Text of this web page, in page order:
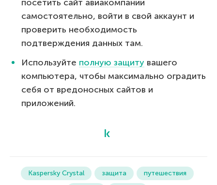
посетить сайт авиакомпании
самостоятельно, войти в свой аккаунт и
проверить необходимость
подтверждения данных там.
Используйте полную защиту вашего
компьютера, чтобы максимально оградить
себя от вредоносных сайтов и
приложений.
Kaspersky Crystal защита
путешествия